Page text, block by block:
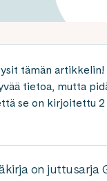
tämän artikkelin!
tietoa, mutta
se on kirjoitettu
on juttusarja